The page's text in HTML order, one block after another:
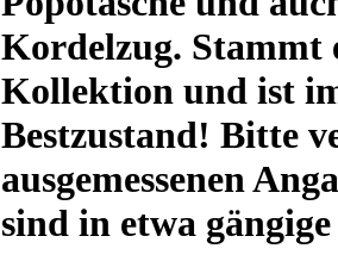
Kordelzug. Stammt
Kollektion und ist
Bestzustand! Bitte
ausgemessenen
sind in etwa